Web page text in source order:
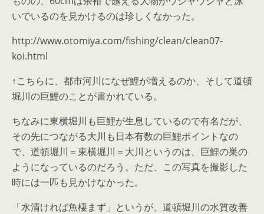
いでいるのを見かけるのは珍しくなかった。
http://www.otomiya.com/fishing/clean/clean07-
koi.html
↑こちらに、都市河川になぜ鯉が増えるのか、そして道頓
堀川の巨鯉のことが書かれている。
ちなみに東横堀川も巨鯉が生息しているので有名だが、
その先につながる大川も日本有数の巨鯉ポイントなの
で、道頓堀川＝東横堀川＝大川というのは、巨鯉の巣の
ようになっているのだろう。ただ、この写真を撮影した
時には一匹も見かけなかった。
「水清ければ魚棲まず」というが、道頓堀川の水質改善